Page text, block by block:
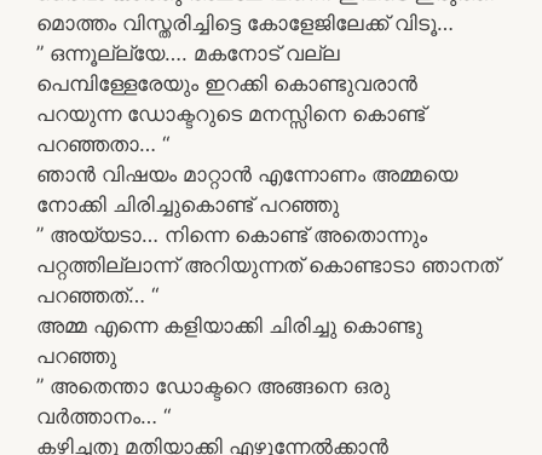
മൊത്തം വിസ്തരിച്ചിട്ടെ കോളേജിലേക്ക് വിടൂ…
” ഒന്നൂല്ല്യേ…. മകനോട് വല്ല
പെമ്പിള്ളേരേയും ഇറക്കി കൊണ്ടുവരാൻ
പറയുന്ന ഡോക്ടറുടെ മനസ്സിനെ കൊണ്ട്
പറഞ്ഞതാ… “
ഞാൻ വിഷയം മാറ്റാൻ എന്നോണം അമ്മയെ
നോക്കി ചിരിച്ചുകൊണ്ട് പറഞ്ഞു
” അയ്യടാ… നിന്നെ കൊണ്ട് അതൊന്നും
പറ്റത്തില്ലാന്ന് അറിയുന്നത് കൊണ്ടാടാ ഞാനത്
പറഞ്ഞത്… “
അമ്മ എന്നെ കളിയാക്കി ചിരിച്ചു കൊണ്ടു
പറഞ്ഞു
” അതെന്താ ഡോക്ടറെ അങ്ങനെ ഒരു
വർത്താനം… “
കഴിച്ചതു മതിയാക്കി എഴുന്നേൽക്കാൻ